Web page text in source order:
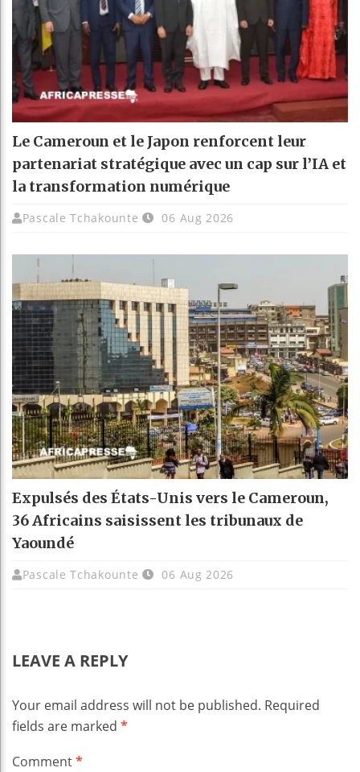
Le Cameroun et le Japon renforcent leur
partenariat stratégique avec un cap sur l’IA et
la transformation numérique
Pascale Tchakounte 06 Aug 2026
Expulsés des États-Unis vers le Cameroun,
36 Africains saisissent les tribunaux de
Yaoundé
Pascale Tchakounte 06 Aug 2026
LEAVE A REPLY
Your email address will not be published. Required
fields are marked *
Comment*